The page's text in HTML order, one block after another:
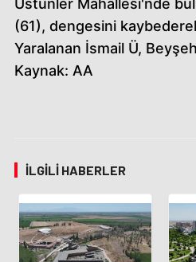
Üstünler Mahallesi'nde
(61), dengesini
Yaralanan İsmail Ü,
Kaynak: AA
İLGILI HABERLER